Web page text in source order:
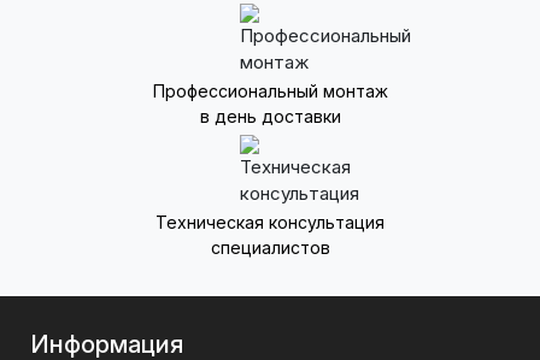
Профессиональный монтаж
в день доставки
Техническая консультация
специалистов
Информация